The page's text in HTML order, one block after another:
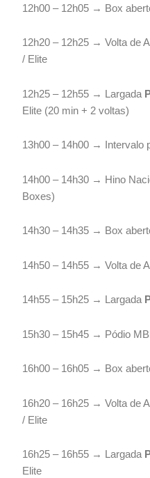
12h00 – 12h05 → Box
12h20 – 12h25 → Volta de
/ Elite
12h25 – 12h55 → Largada
Elite (20 min + 2 voltas)
13h00 – 14h00 → Intervalo
14h00 – 14h30 → Hino
Boxes)
14h30 – 14h35 → Box
14h50 – 14h55 → Volta de
14h55 – 15h25 → Largada
15h30 – 15h45 → Pódio
16h00 – 16h05 → Box
16h20 – 16h25 → Volta de
/ Elite
16h25 – 16h55 → Largada
Elite